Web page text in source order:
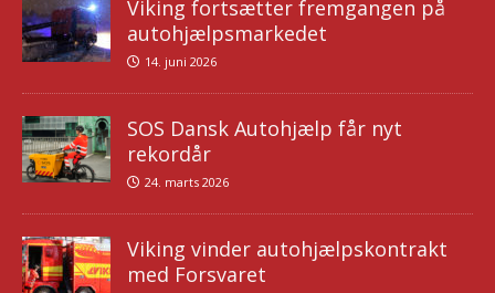
Viking fortsætter fremgangen på
autohjælpsmarkedet
14. juni 2026
SOS Dansk Autohjælp får nyt
rekordår
24. marts 2026
Viking vinder autohjælpskontrakt
med Forsvaret